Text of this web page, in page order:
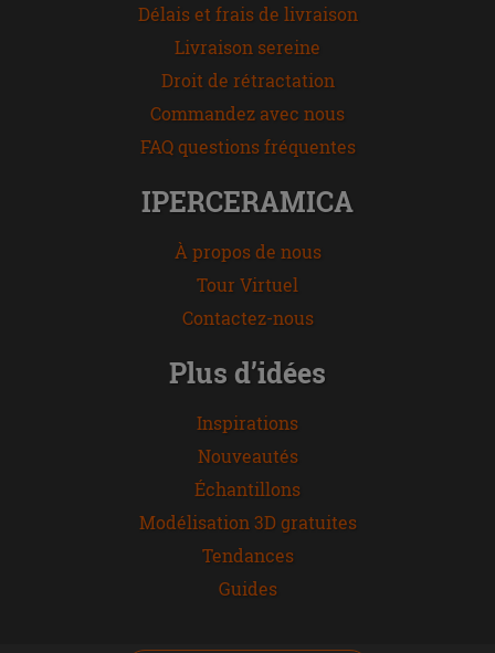
Délais et frais de livraison
Livraison sereine
Droit de rétractation
Commandez avec nous
FAQ questions fréquentes
IPERCERAMICA
À propos de nous
Tour Virtuel
Contactez-nous
Plus d’idées
Inspirations
Nouveautés
Échantillons
Modélisation 3D gratuites
Tendances
Guides